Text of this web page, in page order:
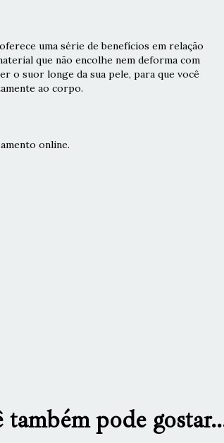
uma série de benefícios em relação
que não encolhe nem deforma com
o suor longe da sua pele, para que você
ao corpo.
online.
também pode